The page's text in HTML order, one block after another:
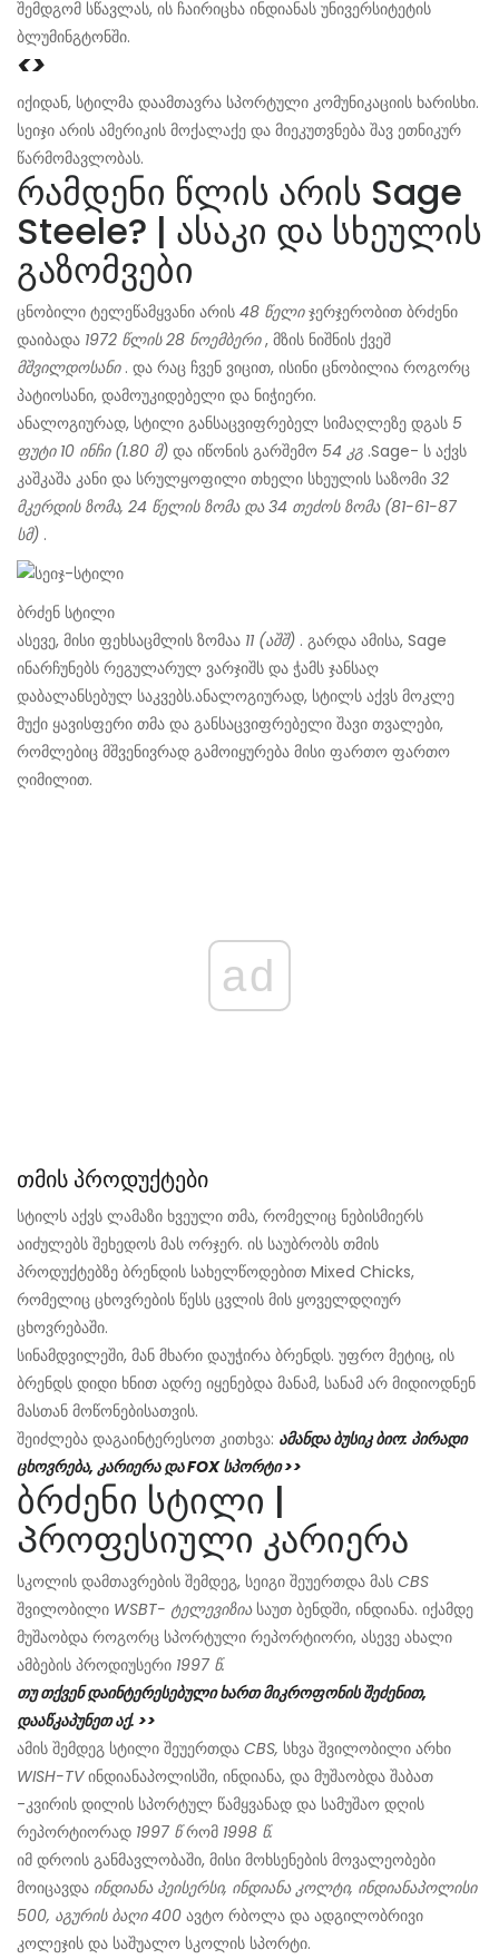
შემდგომ სწავლას, ის ჩაირიცხა ინდიანას უნივერსიტეტის
ბლუმინგტონში.
<>
იქიდან, სტილმა დაამთავრა სპორტული კომუნიკაციის ხარისხი.
სეიჯი არის ამერიკის მოქალაქე და მიეკუთვნება შავ ეთნიკურ
წარმომავლობას.
რამდენი წლის არის Sage
Steele? | ასაკი და სხეულის
გაზომვები
ცნობილი ტელეწამყვანი არის 48 წელი ჯერჯერობით ბრძენი
დაიბადა 1972 წლის 28 ნოემბერი , მზის ნიშნის ქვეშ
მშვილდოსანი . და რაც ჩვენ ვიცით, ისინი ცნობილია როგორც
პატიოსანი, დამოუკიდებელი და ნიჭიერი.
ანალოგიურად, სტილი განსაცვიფრებელ სიმაღლეზე დგას 5
ფუტი 10 ინჩი (1.80 მ) და იწონის გარშემო 54 კგ .Sage- ს აქვს
კაშკაშა კანი და სრულყოფილი თხელი სხეულის საზომი 32
მკერდის ზომა, 24 წელის ზომა და 34 თეძოს ზომა (81-61-87
სმ) .
ბრძენ სტილი
ასევე, მისი ფეხსაცმლის ზომაა 11 (აშშ) . გარდა ამისა, Sage
ინარჩუნებს რეგულარულ ვარჯიშს და ჭამს ჯანსაღ
დაბალანსებულ საკვებს.ანალოგიურად, სტილს აქვს მოკლე
მუქი ყავისფერი თმა და განსაცვიფრებელი შავი თვალები,
რომლებიც მშვენივრად გამოიყურება მისი ფართო ფართო
ღიმილით.
ad
თმის პროდუქტები
სტილს აქვს ლამაზი ხვეული თმა, რომელიც ნებისმიერს
აიძულებს შეხედოს მას ორჯერ. ის საუბრობს თმის
პროდუქტებზე ბრენდის სახელწოდებით Mixed Chicks,
რომელიც ცხოვრების წესს ცვლის მის ყოველდღიურ
ცხოვრებაში.
სინამდვილეში, მან მხარი დაუჭირა ბრენდს. უფრო მეტიც, ის
ბრენდს დიდი ხნით ადრე იყენებდა მანამ, სანამ არ მიდიოდნენ
მასთან მოწონებისათვის.
შეიძლება დაგაინტერესოთ კითხვა: ამანდა ბუსიკ ბიო: პირადი
ცხოვრება, კარიერა და FOX სპორტი >>
ბრძენი სტილი |
Პროფესიული კარიერა
სკოლის დამთავრების შემდეგ, სეიგი შეუერთდა მას CBS
შვილობილი WSBT- ტელევიზიასაუთ ბენდში, ინდიანა. იქამდე
მუშაობდა როგორც სპორტული რეპორტიორი, ასევე ახალი
ამბების პროდიუსერი 1997 წ.
თუ თქვენ დაინტერესებული ხართ მიკროფონის შეძენით,
დააწკაპუნეთ აქ. >>
ამის შემდეგ სტილი შეუერთდა CBS, სხვა შვილობილი არხი
WISH-TVინდიანაპოლისში, ინდიანა, და მუშაობდა შაბათ
-კვირის დილის სპორტულ წამყვანად და სამუშაო დღის
რეპორტიორად 1997 წრომ 1998 წ.
იმ დროის განმავლობაში, მისი მოხსენების მოვალეობები
მოიცავდა ინდიანა პეისერსი, ინდიანა კოლტი, ინდიანაპოლისი
500, აგურის ბაღი 400 ავტო რბოლა და ადგილობრივი
კოლეჯის და საშუალო სკოლის სპორტი.